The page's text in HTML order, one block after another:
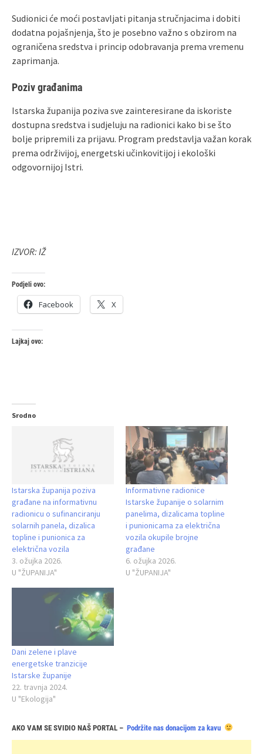
Sudionici će moći postavljati pitanja stručnjacima i dobiti
dodatna pojašnjenja, što je posebno važno s obzirom na
ograničena sredstva i princip odobravanja prema vremenu
zaprimanja.
Poziv građanima
Istarska županija poziva sve zainteresirane da iskoriste
dostupna sredstva i sudjeluju na radionici kako bi se što
bolje pripremili za prijavu. Program predstavlja važan korak
prema održivijoj, energetski učinkovitijoj i ekološki
odgovornijoj Istri.
IZVOR: IŽ
Podjeli ovo:
Facebook X
Lajkaj ovo:
Srodno
Istarska županija poziva
građane na informativnu
radionicu o sufinanciranju
solarnih panela, dizalica
topline i punionica za
električna vozila
3. ožujka 2026.
U "ŽUPANIJA"
Informativne radionice
Istarske županije o solarnim
panelima, dizalicama topline
i punionicama za električna
vozila okupile brojne
građane
6. ožujka 2026.
U "ŽUPANIJA"
Dani zelene i plave
energetske tranzicije
Istarske županije
22. travnja 2024.
U "Ekologija"
AKO VAM SE SVIDIO NAŠ PORTAL – Podržite nas donacijom za kavu